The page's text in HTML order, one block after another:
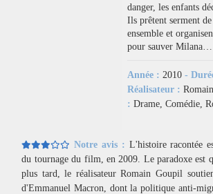
danger, les enfants
Ils prêtent serment
ensemble et
pour sauver Milana…
Année : 2010-
Réalisateur :
:Drame, Comédie,
Notre avis : L'histoire racontée
du tournage du film, en 2009. Le paradoxe est
plus tard, le réalisateur Romain Goupil
d'Emmanuel Macron, dont la politique anti-